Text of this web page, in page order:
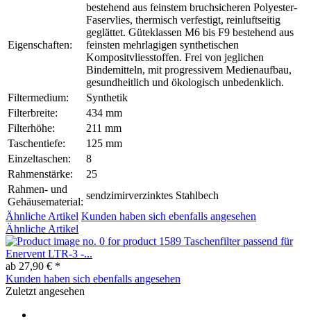
Eigenschaften:
bestehend aus feinstem bruchsicheren Polyester-
Faservlies, thermisch verfestigt, reinluftseitig
geglättet. Güteklassen M6 bis F9 bestehend aus
feinsten mehrlagigen synthetischen
Kompositvliesstoffen. Frei von jeglichen
Bindemitteln, mit progressivem Medienaufbau,
gesundheitlich und ökologisch unbedenklich.
Filtermedium:
Synthetik
Filterbreite:
434 mm
Filterhöhe:
211 mm
Taschentiefe:
125 mm
Einzeltaschen:
8
Rahmenstärke:
25
Rahmen- und
Gehäusematerial:
sendzimirverzinktes Stahlbech
Ähnliche Artikel Kunden haben sich ebenfalls angesehen
Ähnliche Artikel
Taschenfilter passend für
Enervent LTR-3 -...
ab 27,90 € *
Kunden haben sich ebenfalls angesehen
Zuletzt angesehen